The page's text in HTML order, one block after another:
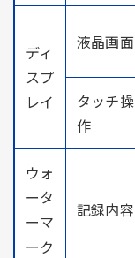
ディ
スプ
レイ
液晶画面
タッチ操
作
ウォ
ータ
ーマ
ーク
記録内容